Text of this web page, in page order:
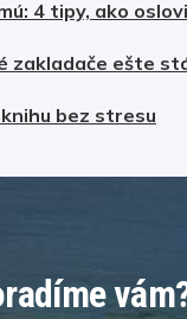
4 tipy, ako
zakladače ešte
bez stresu